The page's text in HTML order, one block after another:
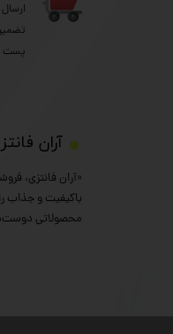
پست
​آران
«آران فانتزی،
باکیفیت و جذاب
محصولاتی